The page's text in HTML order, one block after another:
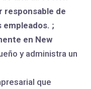
responsable de
empleados. ;
en New
y administra un
que